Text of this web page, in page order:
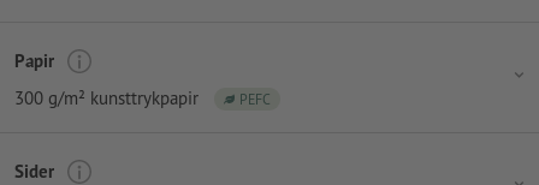
Papir
300 g/m² kunsttrykpapir
PEFC
Sider